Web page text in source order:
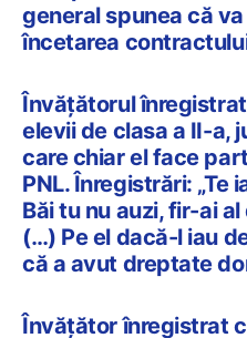
general spunea că
încetarea
Învățătorul
elevii de clasa a II-a,
care chiar el face
PNL. Înregistrări:
Băi tu nu auzi, fir-ai
(…) Pe el dacă-l iau
că a avut dreptate
Învățător înregistrat